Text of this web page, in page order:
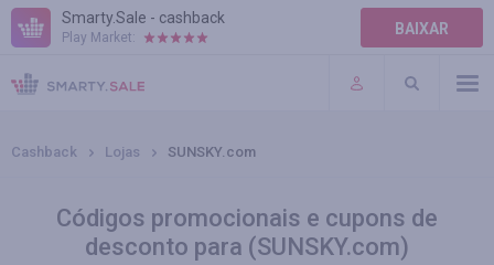
Smarty.Sale - cashback
Play Market: BAIXAR
AJUDA
TERMOS DE USO
Cashback Lojas SUNSKY.com
Códigos promocionais e cupons de
desconto para (SUNSKY.com)